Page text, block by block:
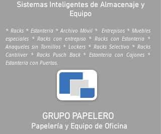
Sistemas Inteligentes de Almacenaje y
Equipo
* Racks * Estantería * Archivo Móvil * Entrepisos * Muebles
especiales * Racks con entrepiso * Racks con Estantería *
Anaqueles sin Tornillos * Lockers * Racks Selectivo * Racks
Cantiliver * Racks Pusch Back * Estantería con Cajones *
Estantería con Puertas.
GRUPO PAPELERO
Papelería y Equipo de Oficina